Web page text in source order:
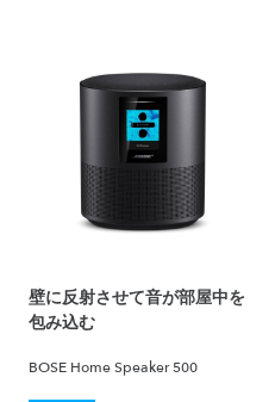
壁に反射させて音が部屋中を
包み込む
BOSE Home Speaker 500